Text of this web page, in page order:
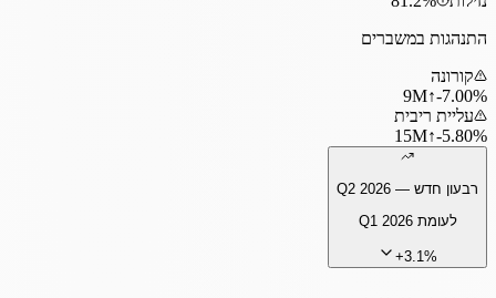
התנהגות במשברים
קורונה
‎-7.00%
↑
9M
עליית ריבית
‎-5.80%
↑
15M
רבעון חדש — Q2 2026
לעומתQ1 2026
+3.1 %